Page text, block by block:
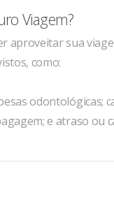
Viagem?
aproveitar sua
como:
odontológicas;
e atraso ou